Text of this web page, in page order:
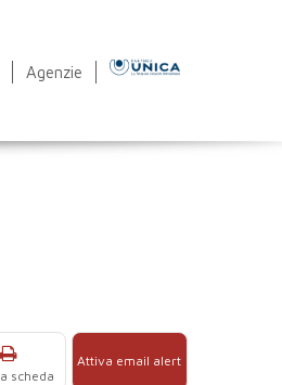
Agenzie
Attiva email alert
scheda